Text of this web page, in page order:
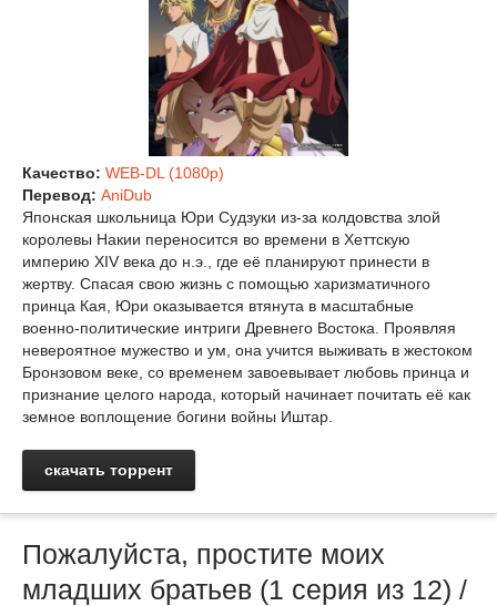
Качество: WEB-DL (1080p)
Перевод: AniDub
Японская школьница Юри Судзуки из-за колдовства злой
королевы Накии переносится во времени в Хеттскую
империю XIV века до н.э., где её планируют принести в
жертву. Спасая свою жизнь с помощью харизматичного
принца Кая, Юри оказывается втянута в масштабные
военно-политические интриги Древнего Востока. Проявляя
невероятное мужество и ум, она учится выживать в жестоком
Бронзовом веке, со временем завоевывает любовь принца и
признание целого народа, который начинает почитать её как
земное воплощение богини войны Иштар.
скачать торрент
Пожалуйста, простите моих
младших братьев (1 серия из 12) /